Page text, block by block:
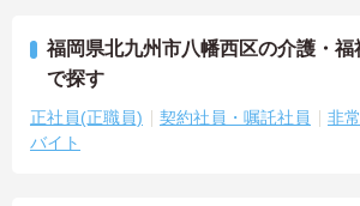
福岡県北九州市八幡西区の介護・
で探す
正社員(正職員) 契約社員・嘱託社員
非
バイト